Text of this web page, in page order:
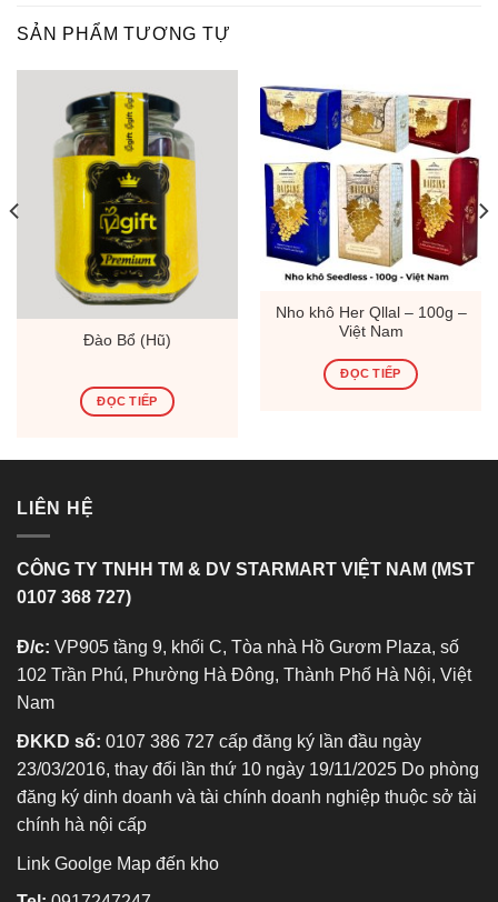
SẢN PHẨM TƯƠNG TỰ
Đào Bổ (Hũ)
ĐỌC TIẾP
Nho khô Her Qllal – 100g –
Việt Nam
ĐỌC TIẾP
LIÊN HỆ
CÔNG TY TNHH TM & DV STARMART VIỆT NAM (MST
0107 368 727)
Đ/c: VP905 tầng 9, khối C, Tòa nhà Hồ Gươm Plaza, số
102 Trần Phú, Phường Hà Đông, Thành Phố Hà Nội, Việt
Nam
ĐKKD số: 0107 386 727 cấp đăng ký lần đầu ngày
23/03/2016, thay đổi lần thứ 10 ngày 19/11/2025 Do phòng
đăng ký dinh doanh và tài chính doanh nghiệp thuộc sở tài
chính hà nội cấp
Link Goolge Map đến kho